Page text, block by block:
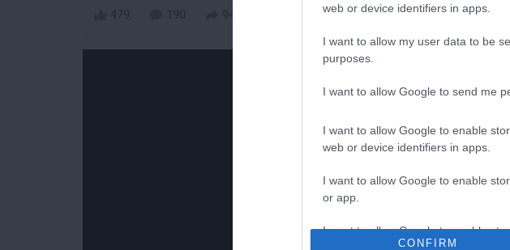
web or device identifiers in apps.
I want to allow my user data to be
purposes.
I want to allow Google to send me
I want to allow Google to enable
web or device identifiers in apps.
I want to allow Google to enable
or app.
I want to allow Google to enable
CONFIRM
293 101 157